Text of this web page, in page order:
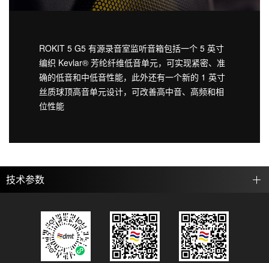
ROKIT 5 G5 有源录音室监听音箱包括一个 5 英寸
编织 Kevlar® 芳纶纤维低音单元，可实现紧密、准
确的低音和中低音性能，此外还有一个新的 1 英寸
丝质球顶高音单元设计，可改善高中音、高频和相
位性能
技术参数